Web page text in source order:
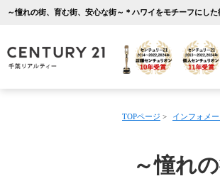
TOPページ > インフォメ
～憧れ